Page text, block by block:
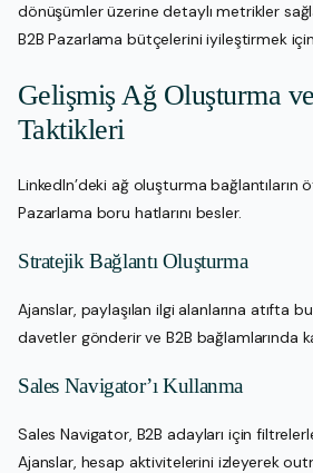
dönüşümler üzerine detaylı metrikler
B2B Pazarlama bütçelerini iyileştirmek için
Gelişmiş Ağ Oluşturma
Taktikleri
LinkedIn’deki ağ oluşturma bağlantıların
Pazarlama boru hatlarını besler.
Stratejik Bağlantı Oluşturma
Ajanslar, paylaşılan ilgi alanlarına atıfta
davetler gönderir ve B2B bağlamlarında
Sales Navigator’ı Kullanma
Sales Navigator, B2B adayları için
Ajanslar, hesap aktivitelerini izleyerek